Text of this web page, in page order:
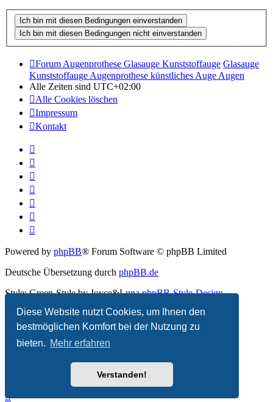
Diese Website nutzt Cookies, um Ihnen den
bestmöglichen Komfort bei der Nutzung zu
bieten. Mehr erfahren
Verstanden!
Forum Augenprothese Glasauge Kunststoffauge Glasauge
Kunststoffauge Augenprothese künstliches Auge Augen
Alle Zeiten sind UTC+02:00
Alle Cookies löschen
Impressum
Kontakt
Powered by phpBB® Forum Software © phpBB Limited
Deutsche Übersetzung durch phpBB.de
Style: Green-Style by Joyce&LunaphpBB-Style-Design
Datenschutz |Nutzungsbedingungen